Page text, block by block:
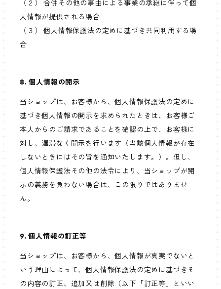
（２） 合併その他の事由による事業の承継に伴って個
人情報が提供される場合
（３） 個人情報保護法の定めに基づき共同利用する場
合
8. 個人情報の開示
当ショップは、お客様から、個人情報保護法の定めに
基づき個人情報の開示を求められたときは、お客様ご
本人からのご請求であることを確認の上で、お客様に
対し、遅滞なく開示を行います（当該個人情報が存在
しないときにはその旨を通知いたします。）。但し、
個人情報保護法その他の法令により、当ショップが開
示の義務を負わない場合は、この限りではありませ
ん。
9. 個人情報の訂正等
当ショップは、お客様から、個人情報が真実でないと
いう理由によって、個人情報保護法の定めに基づきそ
の内容の訂正、追加又は削除（以下「訂正等」といい